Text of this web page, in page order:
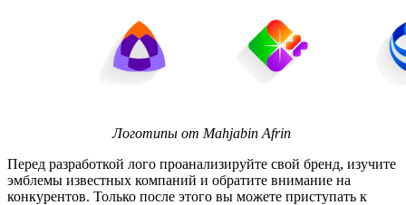
Логотипы от Mahjabin Afrin
Перед разработкой лого проанализируйте свой бренд, изучите
эмблемы известных компаний и обратите внимание на
конкурентов. Только после этого вы можете приступать к